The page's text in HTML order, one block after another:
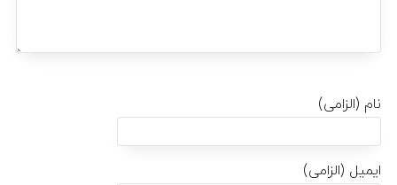
نام (الزامی)
ایمیل (الزامی)